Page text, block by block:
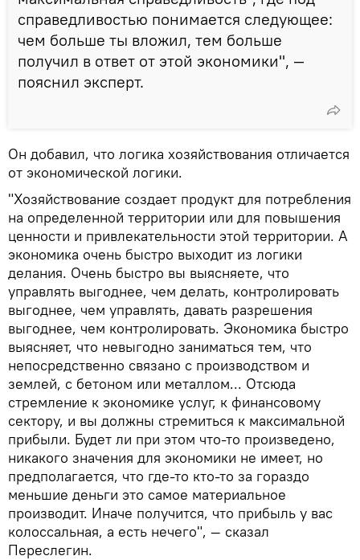
справедливостью понимается следующее:
чем больше ты вложил, тем больше
получил в ответ от этой экономики", ―
пояснил эксперт.
Он добавил, что логика хозяйствования отличается
от экономической логики.
"Хозяйствование создает продукт для потребления
на определенной территории или для повышения
ценности и привлекательности этой территории. А
экономика очень быстро выходит из логики
делания. Очень быстро вы выясняете, что
управлять выгоднее, чем делать, контролировать
выгоднее, чем управлять, давать разрешения
выгоднее, чем контролировать. Экономика быстро
выясняет, что невыгодно заниматься тем, что
непосредственно связано с производством и
землей, с бетоном или металлом... Отсюда
стремление к экономике услуг, к финансовому
сектору, и вы должны стремиться к максимальной
прибыли. Будет ли при этом что-то произведено,
никакого значения для экономики не имеет, но
предполагается, что где-то кто-то за гораздо
меньшие деньги это самое материальное
производит. Иначе получится, что прибыль у вас
колоссальная, а есть нечего", ― сказал
Переслегин.